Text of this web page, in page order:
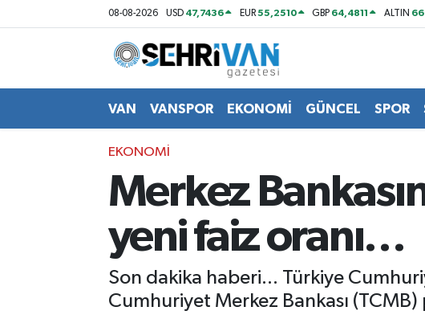
08-08-2026 USD 47,7436 EUR55,2510 GBP 64,4811 ALTIN
VAN VANSPOR EKONOMİ GÜNCEL SPOR
EKONOMİ
Merkez
yeni faiz oranı…
Son dakika haberi... Türkiye
Cumhuriyet Merkez Bankası
Van Nöbetçi Eczaneler
Van Hava Durumu
VAN Namaz Vakitleri
Van Trafik Yoğunluk Haritası
Süper Lig Puan Durumu ve Fikstür
Son Dakika Haberleri